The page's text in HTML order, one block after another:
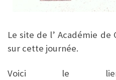
Le site de l’ Académie
sur cette journée.
Voici le